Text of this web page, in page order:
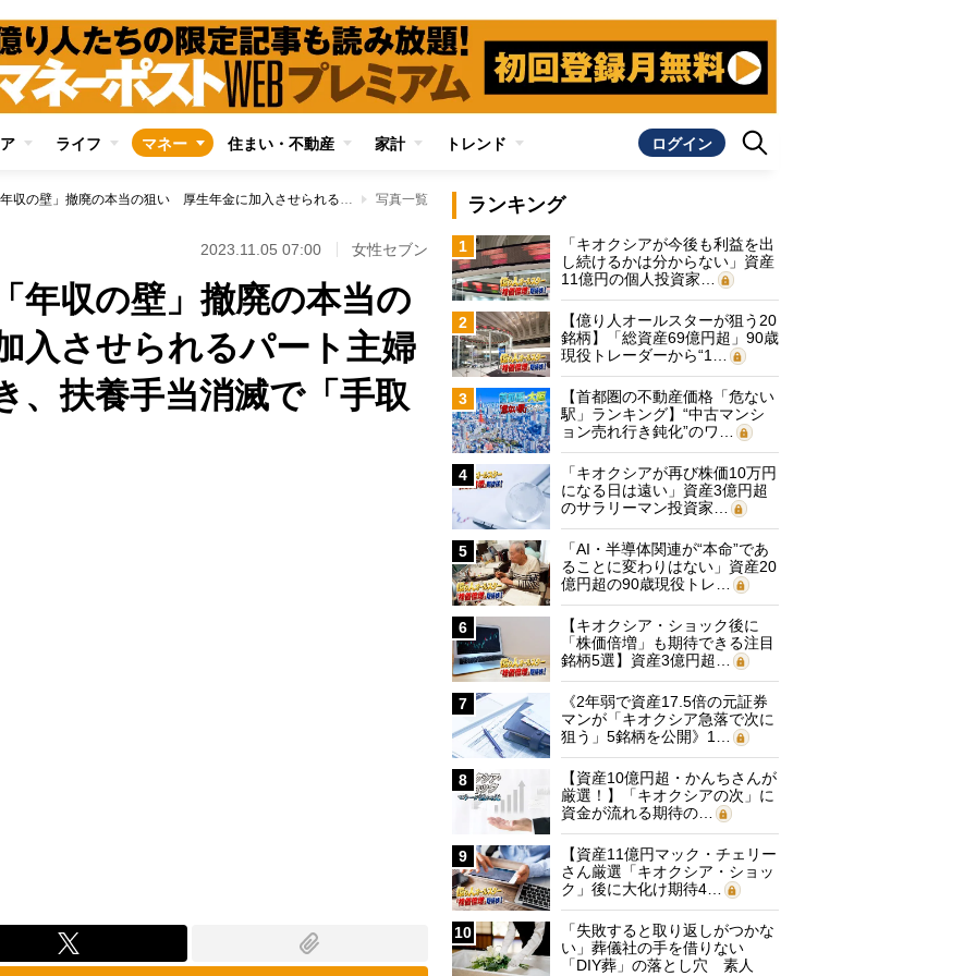
ライフ マネー 住まい・不動産 家計 トレンド ログイン
岸田政権が目論む「年収の壁」撤廃の本当の狙い 厚生年金に加入させられるパート主婦は社会保険料天引き、扶養手当消滅で「手取り年30万円減」も 写真一覧
2023.11.05 07:00 女性セブン
年収の壁」撤廃の本当の
させられるパート主婦
、扶養手当消滅で「手取
ランキング
1
「キオクシアが今後も利益を出
し続けるかは分からない」資産
11億円の個人投資家…
2
【億り人オールスターが狙う20
銘柄】「総資産69億円超」90歳
現役トレーダーから“1…
3
【首都圏の不動産価格「危ない
駅」ランキング】“中古マンシ
ョン売れ行き鈍化”のワ…
4
「キオクシアが再び株価10万円
になる日は遠い」資産3億円超
のサラリーマン投資家…
5
「AI・半導体関連が“本命”であ
ることに変わりはない」資産20
億円超の90歳現役トレ…
6
【キオクシア・ショック後に
「株価倍増」も期待できる注目
銘柄5選】資産3億円超…
7
《2年弱で資産17.5倍の元証券
マンが「キオクシア急落で次に
狙う」5銘柄を公開》1…
8
【資産10億円超・かんちさんが
厳選！】「キオクシアの次」に
資金が流れる期待の…
9
【資産11億円マック・チェリー
さん厳選「キオクシア・ショッ
ク」後に大化け期待4…
10
「失敗すると取り返しがつかな
い」葬儀社の手を借りない
「DIY葬」の落とし穴 素人